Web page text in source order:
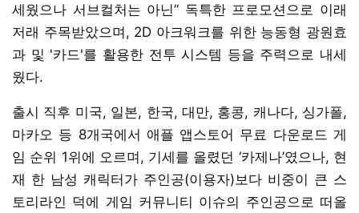
세웠으나 서브컬처는 아닌” 독특한 프로모션으로 이래
저래 주목받았으며, 2D 아크워크를 위한 능동형 광원효
과 및 '카드'를 활용한 전투 시스템 등을 주력으로 내세
웠다.
출시 직후 미국, 일본, 한국, 대만, 홍콩, 캐나다, 싱가폴,
마카오 등 8개국에서 애플 앱스토어 무료 다운로드 게
임 순위 1위에 오르며, 기세를 올렸던 ‘카제나’였으나, 현
재 한 남성 캐릭터가 주인공(이용자)보다 비중이 큰 스
토리라인 덕에 게임 커뮤니티 이슈의 주인공으로 떠올